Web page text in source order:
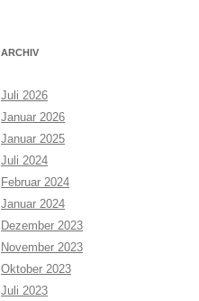
ARCHIV
Juli 2026
Januar 2026
Januar 2025
Juli 2024
Februar 2024
Januar 2024
Dezember 2023
November 2023
Oktober 2023
Juli 2023